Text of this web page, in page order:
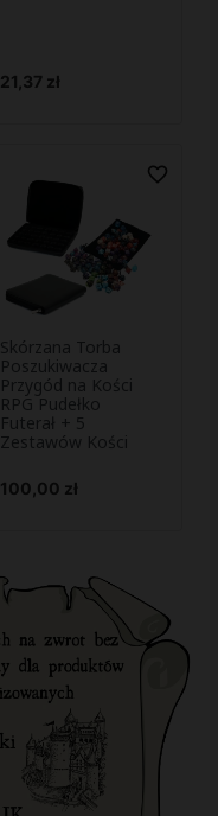
Cena
21,37 zł
Podejrzyj i
kup
Skórzana Torba
Poszukiwacza
Przygód na Kości
RPG Pudełko
Futerał + 5
Zestawów Kości
favorite_border
Cena
100,00 zł